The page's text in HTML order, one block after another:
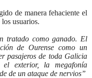
de manera fehaciente el
usuarios.
tratado como ganado. El
de Ourense como un
pasajeros de toda Galicia
exterior, la megafonía
de un ataque de nervios”